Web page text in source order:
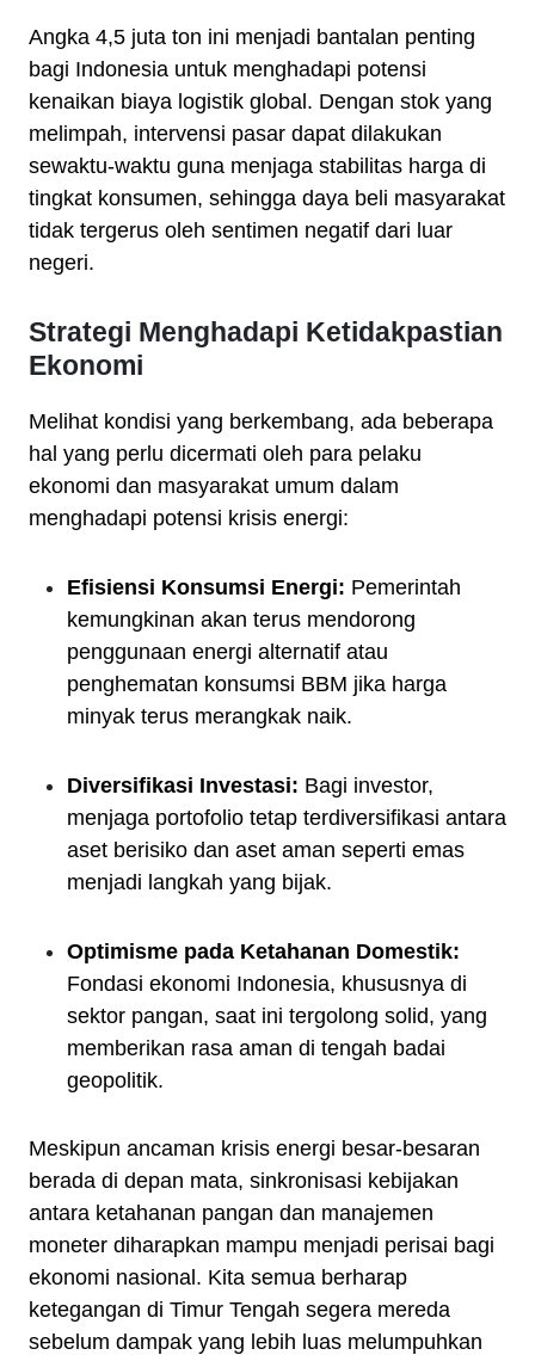
Angka 4,5 juta ton ini menjadi bantalan penting
bagi Indonesia untuk menghadapi potensi
kenaikan biaya logistik global. Dengan stok yang
melimpah, intervensi pasar dapat dilakukan
sewaktu-waktu guna menjaga stabilitas harga di
tingkat konsumen, sehingga daya beli masyarakat
tidak tergerus oleh sentimen negatif dari luar
negeri.
Strategi Menghadapi Ketidakpastian
Ekonomi
Melihat kondisi yang berkembang, ada beberapa
hal yang perlu dicermati oleh para pelaku
ekonomi dan masyarakat umum dalam
menghadapi potensi krisis energi:
Efisiensi Konsumsi Energi: Pemerintah
kemungkinan akan terus mendorong
penggunaan energi alternatif atau
penghematan konsumsi BBM jika harga
minyak terus merangkak naik.
Diversifikasi Investasi: Bagi investor,
menjaga portofolio tetap terdiversifikasi antara
aset berisiko dan aset aman seperti emas
menjadi langkah yang bijak.
Optimisme pada Ketahanan Domestik:
Fondasi ekonomi Indonesia, khususnya di
sektor pangan, saat ini tergolong solid, yang
memberikan rasa aman di tengah badai
geopolitik.
Meskipun ancaman krisis energi besar-besaran
berada di depan mata, sinkronisasi kebijakan
antara ketahanan pangan dan manajemen
moneter diharapkan mampu menjadi perisai bagi
ekonomi nasional. Kita semua berharap
ketegangan di Timur Tengah segera mereda
sebelum dampak yang lebih luas melumpuhkan